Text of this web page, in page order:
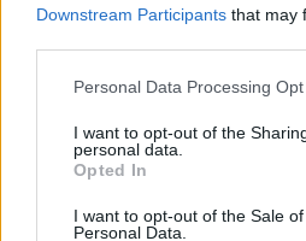
Downstream Participants that may
Personal Data Processing
I want to opt-out of the
personal data.
Opted In
I want to opt-out of the Sale
Personal Data.